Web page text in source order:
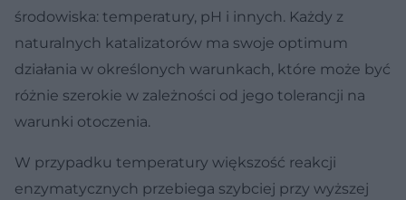
środowiska: temperatury, pH i innych. Każdy z
naturalnych katalizatorów ma swoje optimum
działania w określonych warunkach, które może być
różnie szerokie w zależności od jego tolerancji na
warunki otoczenia.
W przypadku temperatury większość reakcji
enzymatycznych przebiega szybciej przy wyższej